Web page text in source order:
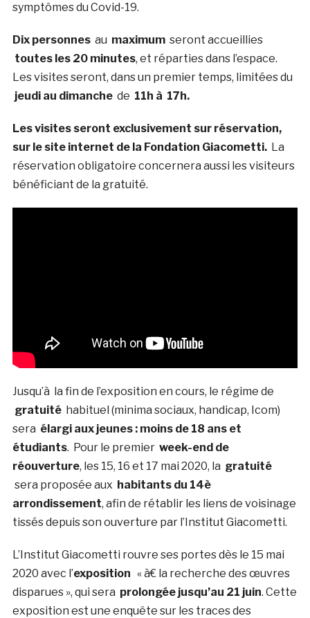
symptômes du Covid-19.
Dix personnesau maximumseront accueillies
toutes les 20 minutes, et réparties dans l’espace.
Les visites seront, dans un premier temps, limitées du
jeudi au dimanchede 11h à 17h.
Les visites seront exclusivement sur réservation,
sur le site internet de la Fondation Giacometti.La
réservation obligatoire concernera aussi les visiteurs
bénéficiant de la gratuité.
Jusqu’à la fin de l’exposition en cours, le régime de
gratuitéhabituel (minima sociaux, handicap, Icom)
sera élargi aux jeunes : moins de 18 ans et
étudiants. Pour le premier week-end de
réouverture, les 15, 16 et 17 mai 2020, la gratuité
sera proposée aux habitants du 14è
arrondissement, afin de rétablir les liens de voisinage
tissés depuis son ouverture par l’Institut Giacometti.
L’Institut Giacometti rouvre ses portes dès le 15 mai
2020 avec l’exposition « à€ la recherche des œuvres
disparues », qui sera prolongée jusqu’au 21 juin. Cette
exposition est une enquête sur les traces des